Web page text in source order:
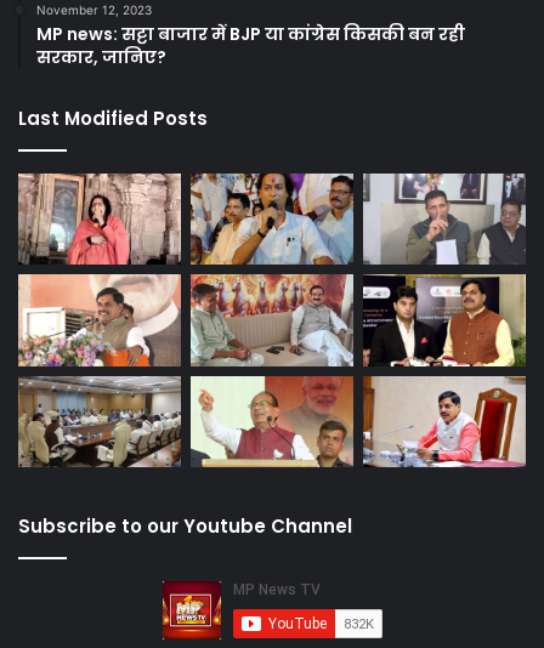
November 12, 2023
MP news: सट्टा बाजार में BJP या कांग्रेस किसकी बन रही
सरकार, जानिए?
Last Modified Posts
Subscribe to our Youtube Channel